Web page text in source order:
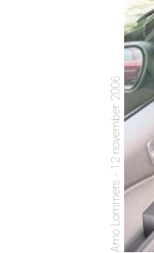
Arno Lommers - 12 november 2006